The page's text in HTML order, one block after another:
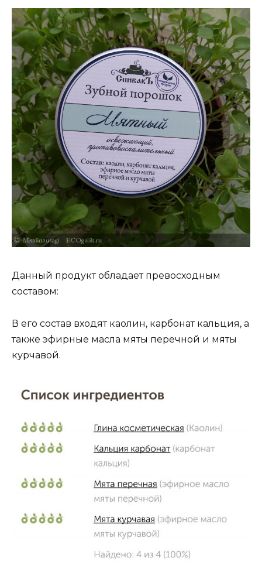
Данный продукт обладает превосходным
составом:
В его состав входят каолин, карбонат кальция, а
также эфирные масла мяты перечной и мяты
курчавой.